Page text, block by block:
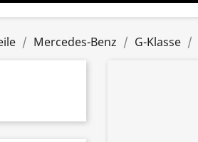
Mercedes-Benz G-Klasse